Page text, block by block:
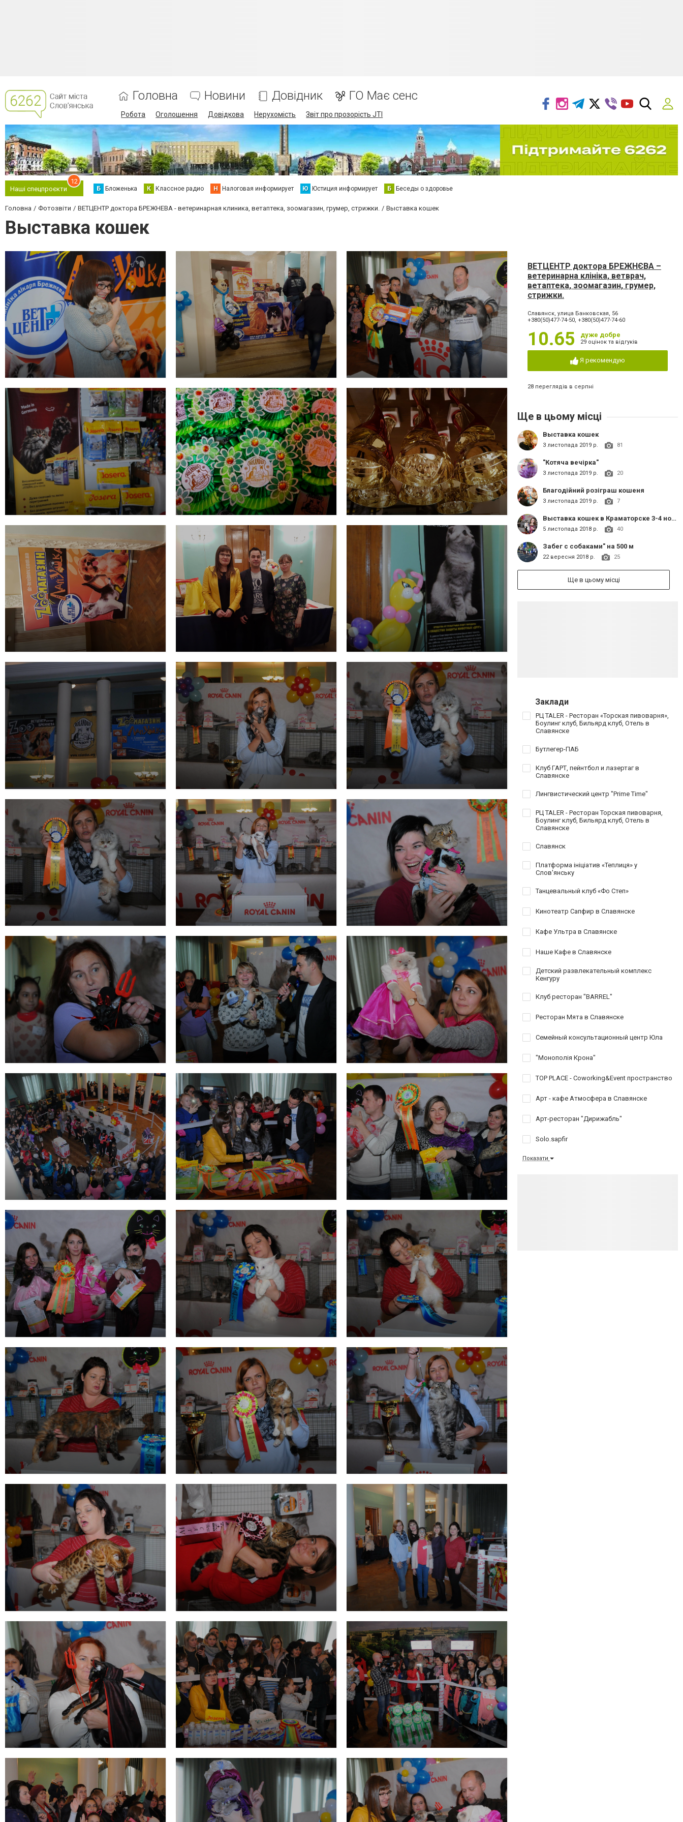
Головна Новини Довідник ГО Має сенс
Робота Оголошення Довідкова Нерухомість Звіт про прозорість JTI
Наші спецпроєкти
12
Б Бложенька К Классное радио Н Налоговая информирует Ю Юстиция информирует Б Беседы о здоровье
Головна Фотозвіти ВЕТЦЕНТР доктора БРЕЖНЕВА - ветеринарная клиника, ветаптека, зоомагазин, грумер, стрижки. Выставка кошек
Выставка кошек
ВЕТЦЕНТР доктора БРЕЖНЄВА –
ветеринарна клініка, ветврач,
ветаптека, зоомагазин, грумер,
стрижки.
Славянск, улица Банковская, 56
+380(50)477-74-50, +380(50)477-74-60
10.65 дуже добре
29 оцінок та відгуків
Я рекомендую
28 переглядів в серпні
Ще в цьому місці
Выставка кошек
3 листопада 2019 р. 81
"Котяча вечірка"
3 листопада 2019 р. 20
Благодійний розіграш кошеня
3 листопада 2019 р. 7
Выставка кошек в Краматорске 3-4 ноября 2018 г в рамках ХХII Открытого Чемпионата Украины.
5 листопада 2018 р. 40
Забег с собаками" на 500 м
22 вересня 2018 р. 25
Ще в цьому місці
Заклади
РЦ TALER - Ресторан «Торская пивоварня»,
Боулинг клуб, Бильярд клуб, Отель в
Славянске
Бутлегер-ПАБ
Клуб ГАРТ, пейнтбол и лазертаг в
Славянске
Лингвистический центр "Prime Time"
РЦ TALER - Ресторан Торская пивоварня,
Боулинг клуб, Бильярд клуб, Отель в
Славянске
Славянск
Платформа ініціатив «Теплиця» у
Слов'янську
Танцевальный клуб «Фо Степ»
Кинотеатр Сапфир в Славянске
Кафе Ультра в Славянске
Наше Кафе в Славянске
Детский развлекательный комплекс
Кенгуру
Клуб ресторан "BARREL"
Ресторан Мята в Славянске
Семейный консультационный центр Юла
"Монополія Крона"
TOP PLACE - Coworking&Event пространство
Арт - кафе Атмосфера в Славянске
Арт-ресторан "Дирижабль"
Solo.sapfir
Показати